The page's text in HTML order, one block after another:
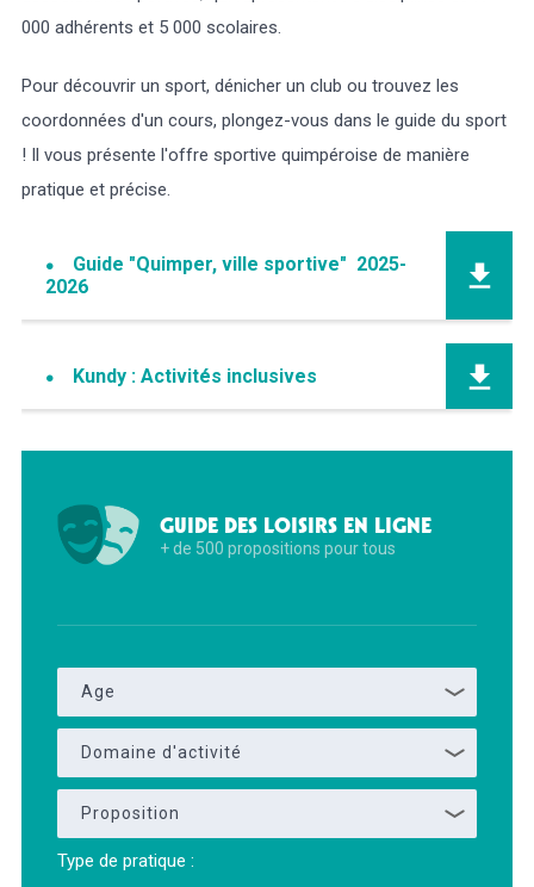
000 adhérents et 5 000 scolaires.
Pour découvrir un sport, dénicher un club ou trouvez les
coordonnées d'un cours, plongez-vous dans le guide du sport
! Il vous présente l'offre sportive quimpéroise de manière
pratique et précise.
Guide "Quimper, ville sportive" 2025-
2026
Kundy : Activités inclusives
GUIDE DES LOISIRS EN LIGNE
+ de 500 propositions pour tous
Age
Domaine d'activité
Proposition
Type de pratique :